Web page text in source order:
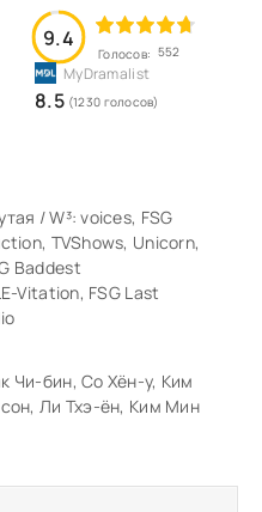
9.4
Голосов: 552
8.5 (1230 голосов)
/ W³: voices, FSG
TVShows, Unicorn,
Baddest
Vitation, FSG Last
Чи-бин, Со Хён-у, Ким
Ли Тхэ-ён, Ким Мин